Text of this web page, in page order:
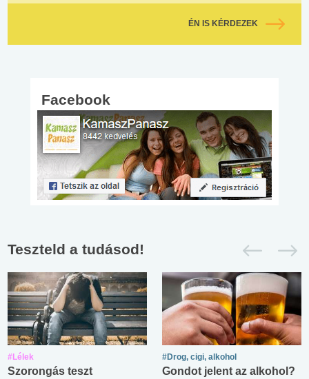
ÉN IS KÉRDEZEK
Facebook
Teszteld a tudásod!
#Lélek
Szorongás teszt
#Drog, cigi, alkohol
Gondot jelent az alkohol?